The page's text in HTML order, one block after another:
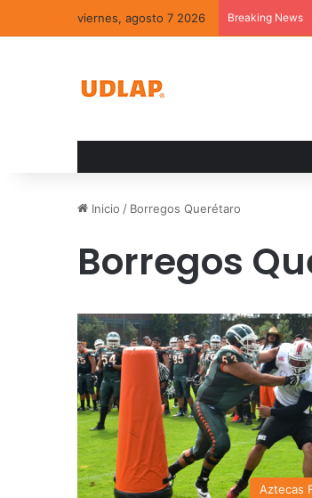
viernes, agosto 7 2026 Breaking News
Inicio / Borregos Querétaro
Borregos
Aztecas